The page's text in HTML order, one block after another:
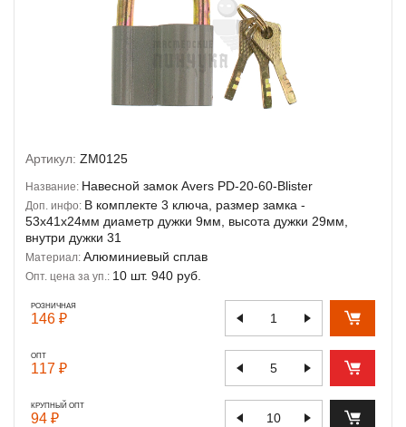
Артикул: ZM0125
Название: Навесной замок Avers PD-20-60-Blister
Доп. инфо: В комплекте 3 ключа, размер замка -
53х41х24мм диаметр дужки 9мм, высота дужки 29мм,
внутри дужки 31
Материал: Алюминиевый сплав
Опт. цена за уп.: 10 шт. 940 руб.
РОЗНИЧНАЯ
146 ₽
ОПТ
117 ₽
КРУПНЫЙ ОПТ
94 ₽